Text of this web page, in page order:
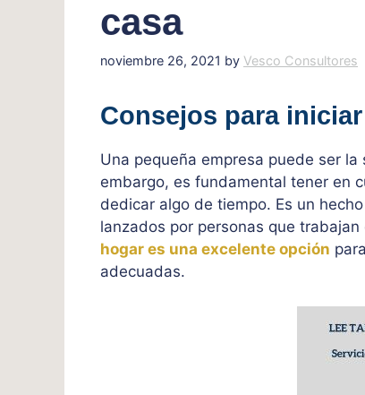
casa
noviembre 26, 2021 by Vesco Consultores
Consejos para
Una pequeña empresa puede ser
embargo, es fundamental tener en
dedicar algo de tiempo. Es un
lanzados por personas que
hogar es una excelente opción
adecuadas.